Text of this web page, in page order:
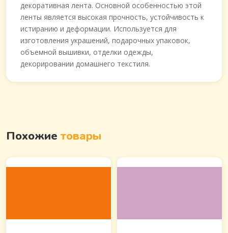
декоративная лента. Основной особенностью этой
ленты является высокая прочность, устойчивость к
истиранию и деформации. Используется для
изготовления украшений, подарочных упаковок,
объемной вышивки, отделки одежды,
декорировании домашнего текстиля.
Похожие товары